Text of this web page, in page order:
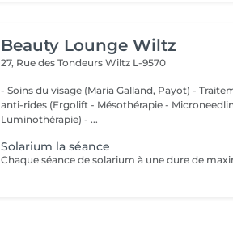
Beauty Lounge Wiltz
27, Rue des TondeursWiltz L-9570
- Soins du visage (Maria Galland, Payot) -
anti-rides (Ergolift - Mésothérapie -
Luminothérapie) - ...
Solarium la séance